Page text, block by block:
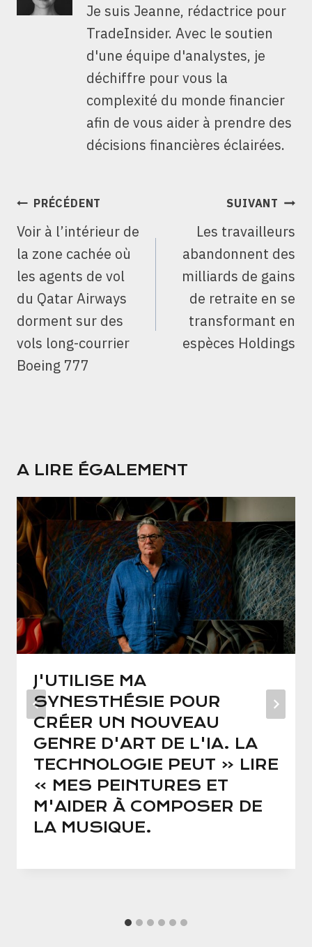
Je suis Jeanne, rédactrice pour
TradeInsider. Avec le soutien
d'une équipe d'analystes, je
déchiffre pour vous la
complexité du monde financier
afin de vous aider à prendre des
décisions financières éclairées.
NAVIGATION
L’ARTICLE
PRÉCÉDENT
Voir à l’intérieur de
la zone cachée où
les agents de vol
du Qatar Airways
dorment sur des
vols long-courrier
Boeing 777
SUIVANT
Les travailleurs
abandonnent des
milliards de gains
de retraite en se
transformant en
espèces Holdings
A LIRE ÉGALEMENT
J'UTILISE MA
SYNESTHÉSIE POUR
CRÉER UN NOUVEAU
GENRE D'ART DE L'IA. LA
TECHNOLOGIE PEUT « LIRE
» MES PEINTURES ET
M'AIDER À COMPOSER DE
LA MUSIQUE.